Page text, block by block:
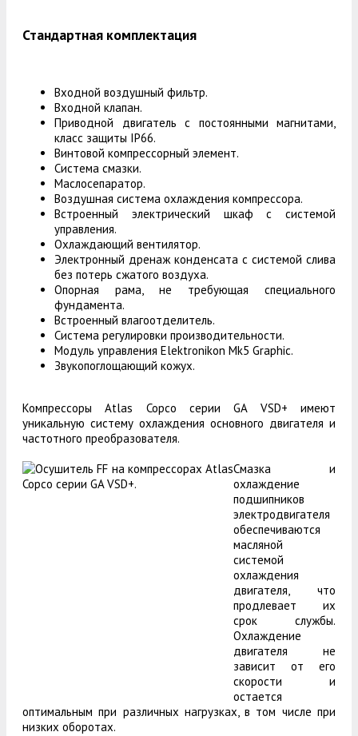
Стандартная комплектация
Входной воздушный фильтр.
Входной клапан.
Приводной двигатель с постоянными магнитами,
класс защиты IP66.
Винтовой компрессорный элемент.
Система смазки.
Маслосепаратор.
Воздушная система охлаждения компрессора.
Встроенный электрический шкаф с системой
управления.
Охлаждающий вентилятор.
Электронный дренаж конденсата с системой слива
без потерь сжатого воздуха.
Опорная рама, не требующая специального
фундамента.
Встроенный влагоотделитель.
Система регулировки производительности.
Модуль управления Elektronikon Mk5 Graphic.
Звукопоглощающий кожух.
Компрессоры Atlas Copco серии GA VSD+ имеют
уникальную систему охлаждения основного двигателя и
частотного преобразователя.
Смазка и
охлаждение
подшипников
электродвигателя
обеспечиваются
масляной
системой
охлаждения
двигателя, что
продлевает их
срок службы.
Охлаждение
двигателя не
зависит от его
скорости и
остается
оптимальным при различных нагрузках, в том числе при
низких оборотах.